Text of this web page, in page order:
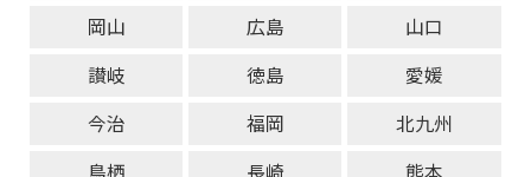
岡山
広島
山口
讃岐
徳島
愛媛
今治
福岡
北九州